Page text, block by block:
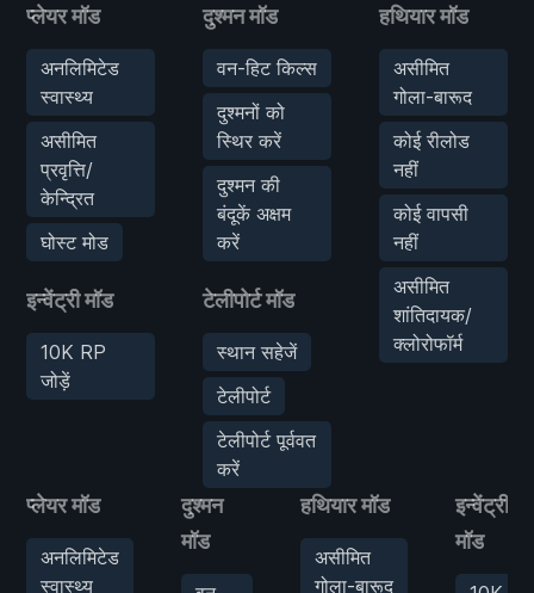
प्लेयर मॉड
अनलिमिटेड
स्वास्थ्य
असीमित
प्रवृत्ति/
केन्द्रित
घोस्ट मोड
इन्वेंट्री मॉड
10K RP
जोड़ें
दुश्मन मॉड
वन-हिट किल्स
दुश्मनों को
स्थिर करें
दुश्मन की
बंदूकें अक्षम
करें
टेलीपोर्ट मॉड
स्थान सहेजें
टेलीपोर्ट
टेलीपोर्ट पूर्ववत
करें
हथियार मॉड
असीमित
गोला-बारूद
कोई रीलोड
नहीं
कोई वापसी
नहीं
असीमित
शांतिदायक/
क्लोरोफॉर्म
प्लेयर मॉड
अनलिमिटेड
स्वास्थ्य
दुश्मन
मॉड
हथियार मॉड
असीमित
गोला-बारूद
इन्वेंट्री
मॉड